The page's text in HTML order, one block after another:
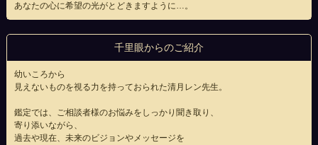
あなたの心に希望の光がとどきますように…。
千里眼からのご紹介
幼いころから
見えないものを視る力を持っておられた清月レン先生。
鑑定では、ご相談者様のお悩みをしっかり聞き取り、
寄り添いながら、
過去や現在、未来のビジョンやメッセージを